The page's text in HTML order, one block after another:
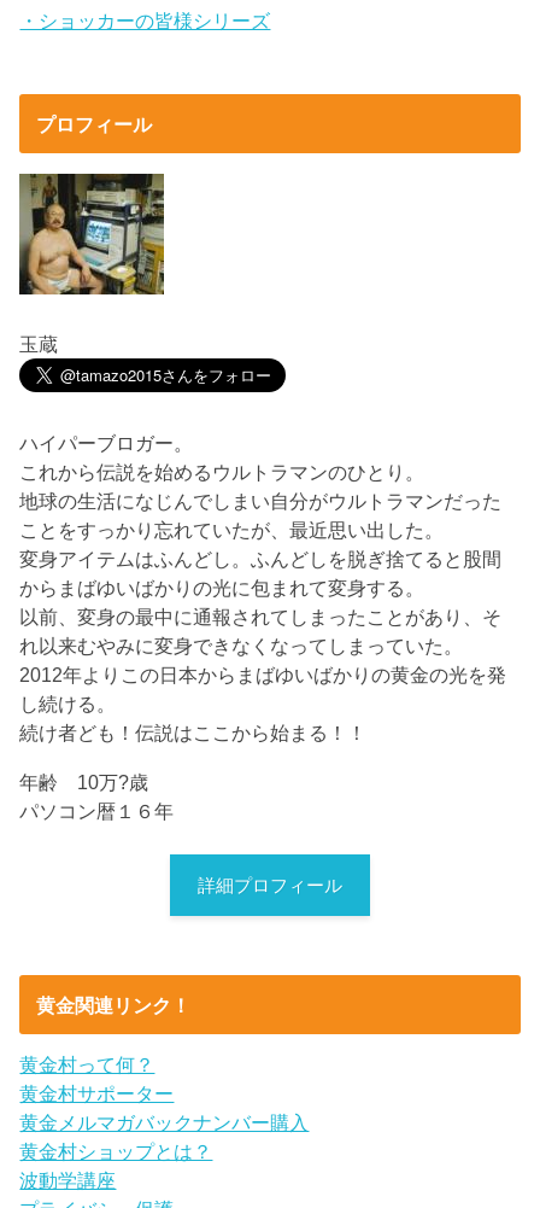
・ショッカーの皆様シリーズ
プロフィール
玉蔵
ハイパーブロガー。
これから伝説を始めるウルトラマンのひとり。
地球の生活になじんでしまい自分がウルトラマンだった
ことをすっかり忘れていたが、最近思い出した。
変身アイテムはふんどし。ふんどしを脱ぎ捨てると股間
からまばゆいばかりの光に包まれて変身する。
以前、変身の最中に通報されてしまったことがあり、そ
れ以来むやみに変身できなくなってしまっていた。
2012年よりこの日本からまばゆいばかりの黄金の光を発
し続ける。
続け者ども！伝説はここから始まる！！
年齢 10万?歳
パソコン暦１６年
詳細プロフィール
黄金関連リンク！
黄金村って何？
黄金村サポーター
黄金メルマガバックナンバー購入
黄金村ショップとは？
波動学講座